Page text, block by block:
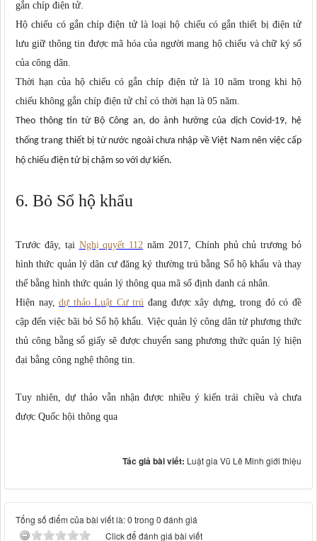
gắn chíp điện tử.
Hộ chiếu có gắn chíp điện tử là loại hộ chiếu có gắn thiết bị điện tử
lưu giữ thông tin được mã hóa của người mang hộ chiếu và chữ ký số
của công dân.
Thời hạn của hộ chiếu có gắn chíp điện tử là 10 năm trong khi hộ
chiếu không gắn chíp điện tử chỉ có thời hạn là 05 năm.
Theo thông tin từ Bộ Công an, do ảnh hưởng của dịch Covid-19, hệ
thống trang thiết bị từ nước ngoài chưa nhập về Việt Nam nên việc cấp
hộ chiếu điện tử bị chậm so với dự kiến.
6. Bỏ Sổ hộ khẩu
Trước đây, tại Nghị quyết 112 năm 2017, Chính phủ chủ trương bỏ
hình thức quản lý dân cư đăng ký thường trú bằng Sổ hộ khẩu và thay
thế bằng hình thức quản lý thông qua mã số định danh cá nhân.
Hiện nay,dự thảo Luật Cư trú đang được xây dựng, trong đó có đề
cập đến việc bãi bỏ Sổ hộ khẩu. Việc quản lý công dân từ phương thức
thủ công bằng sổ giấy sẽ được chuyển sang phương thức quản lý hiện
đại bằng công nghệ thông tin.
Tuy nhiên, dự thảo vẫn nhận được nhiều ý kiến trái chiều và chưa
được Quốc hội thông qua
Tác giả bài viết: Luật gia Vũ Lê Minh giới thiệu
Tổng số điểm của bài viết là: 0 trong 0 đánh giá
Click để đánh giá bài viết